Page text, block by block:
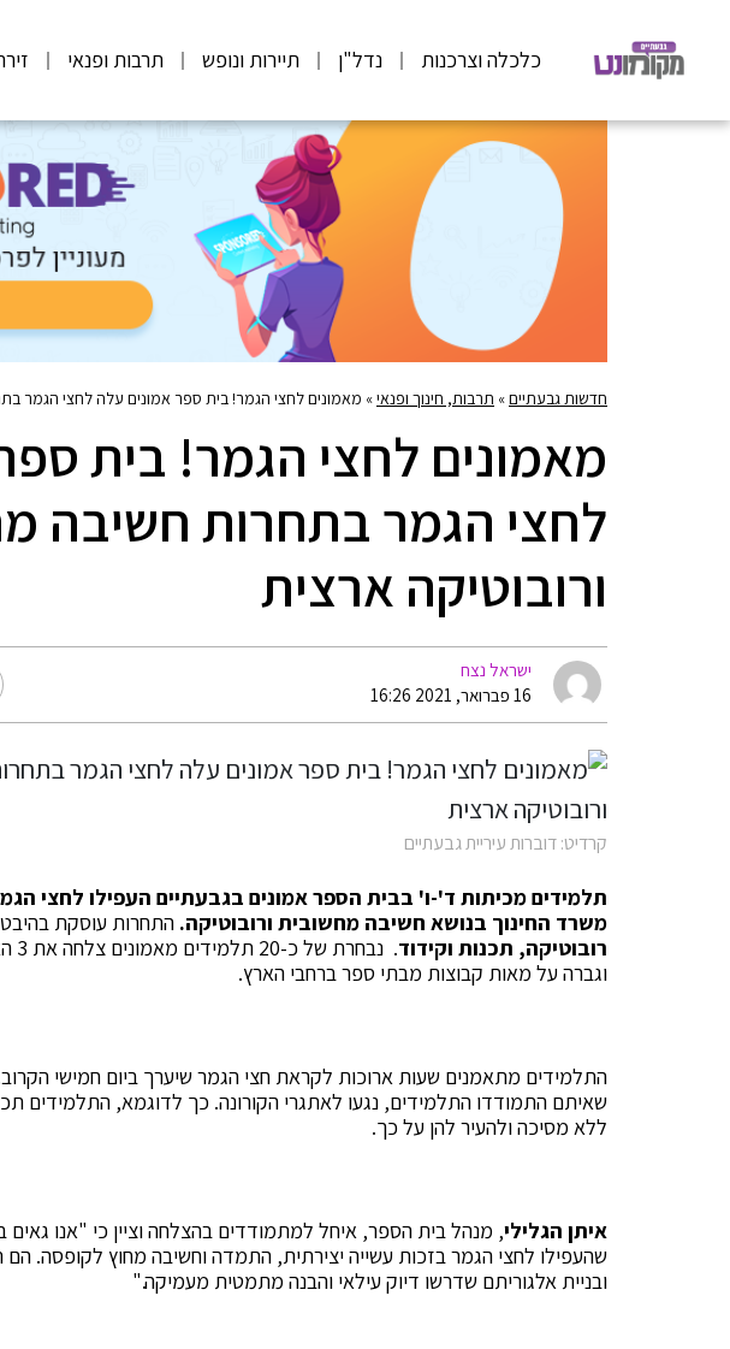
כלכלה וצרכנות נדל"ן תיירות ונופש תרבות ופנאי
חדשות גבעתיים» תרבות, חינוך ופנאי» מאמונים לחצי הגמר! בית ספר אמונים עלה לחצי הגמר
מאמונים לחצי הגמר! בית
לחצי הגמר בתחרות חשיבה
ורובוטיקה ארצית
ישראל נצח
16 פברואר, 2021 16:26
קרדיט: דוברות עיריית גבעתיים
תלמידים מכיתות ד'-ו' בבית הספר אמונים בגבעתיים העפילו לחצי
משרד החינוך בנושא חשיבה מחשובית ורובוטיקה. התחרות עוסקת
רובוטיקה, תכנות וקידוד
.
וגברה על מאות קבוצות מבתי ספר ברחבי הארץ.
התלמידים מתאמנים שעות ארוכות לקראת חצי הגמר שיערך ביום חמישי
שאיתם התמודדו התלמידים, נגעו לאתגרי הקורונה. כך לדוגמא, התלמידים
ללא מסיכה ולהעיר להן על כך.
איתן הגלילי, מנהל בית הספר, איחל למתמודדים בהצלחה וציין כי "אנו גאים
שהעפילו לחצי הגמר בזכות עשייה יצירתית, התמדה וחשיבה מחוץ לקופסה.
ובניית אלגוריתם שדרשו דיוק עילאי והבנה מתמטית מעמיקה."